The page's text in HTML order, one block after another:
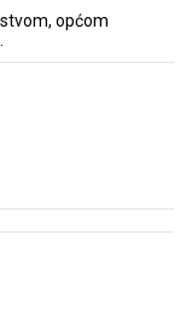
općom